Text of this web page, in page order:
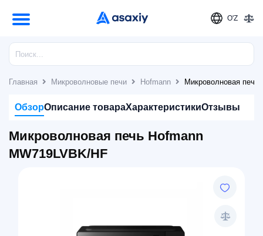
O'Z
Главная Микроволновые печи Hofmann Микроволновая печь
ОбзорОписание товараХарактеристикиОтзывы
Микроволновая печь Hofmann
MW719LVBK/HF